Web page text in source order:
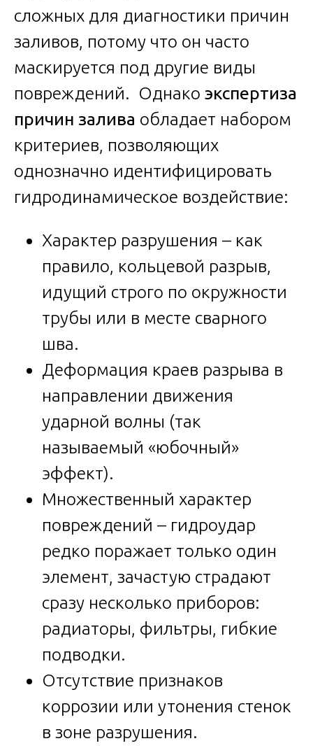
сложных для диагностики причин
заливов, потому что он часто
маскируется под другие виды
повреждений. Однако экспертиза
причин залива обладает набором
критериев, позволяющих
однозначно идентифицировать
гидродинамическое воздействие:
Характер разрушения – как
правило, кольцевой разрыв,
идущий строго по окружности
трубы или в месте сварного
шва.
Деформация краев разрыва в
направлении движения
ударной волны (так
называемый «юбочный»
эффект).
Множественный характер
повреждений – гидроудар
редко поражает только один
элемент, зачастую страдают
сразу несколько приборов:
радиаторы, фильтры, гибкие
подводки.
Отсутствие признаков
коррозии или утонения стенок
в зоне разрушения.